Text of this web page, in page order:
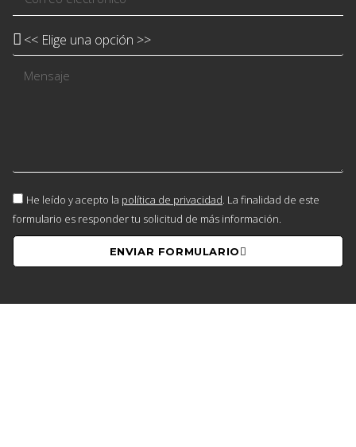
He leído y acepto la política de privacidad. La finalidad de este
formulario es responder tu solicitud de más información.
ENVIAR FORMULARIO